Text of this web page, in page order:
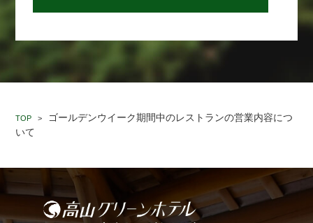
TOP >
ゴールデンウイーク期間中のレストランの営業内容につ
いて